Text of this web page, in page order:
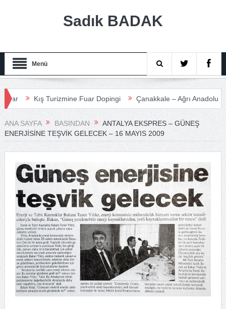
Sadık BADAK
Menü
Kış Turizmine Fuar Dopingi Çanakkale – Ağrı Anadolu
ANA SAYFA BASINDAN
ANTALYA EKSPRES – GÜNEŞ
ENERJISINE TEŞVIK GELECEK – 16 MAYIS 2009